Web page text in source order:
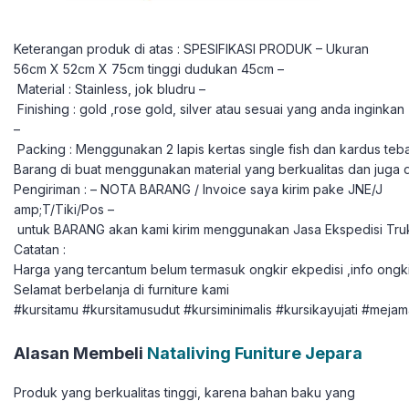
Keterangan produk di atas : SPESIFIKASI PRODUK – Ukuran
56cm X 52cm X 75cm tinggi dudukan 45cm –
Material : Stainless, jok bludru –
Finishing : gold ,rose gold, silver atau sesuai yang anda inginkan
–
Packing : Menggunakan 2 lapis kertas single fish dan kardus
Barang di buat menggunakan material yang berkualitas dan
Pengiriman : – NOTA BARANG / Invoice saya kirim pake JNE/J
amp;T/Tiki/Pos –
untuk BARANG akan kami kirim menggunakan Jasa Ekspedisi
Catatan :
Harga yang tercantum belum termasuk ongkir ekpedisi ,info
Selamat berbelanja di furniture kami
#kursitamu #kursitamusudut #kursiminimalis #kursikayujati
Alasan Membeli Nataliving Funiture Jepara
Produk yang berkualitas tinggi, karena bahan baku yang